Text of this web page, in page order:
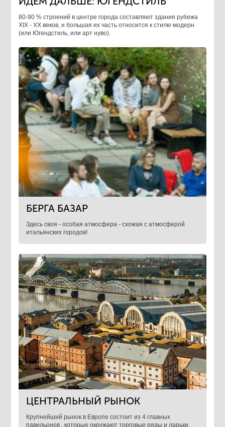
80-90 % строений в центре города составляют здания рубежа
XIX - XX веков, и большая их часть относится к стилю модерн
(или Югендстиль, или арт нуво).
БЕРГА БАЗАР
Здесь своя - особая атмосфера - схожая с атмосферой
итальянских городов!
ЦЕНТРАЛЬНЫЙ РЫНОК
Крупнейший рынок в Европе состоит из 4 главных
павильонов , которые окружают торговые ряды и ларьки.